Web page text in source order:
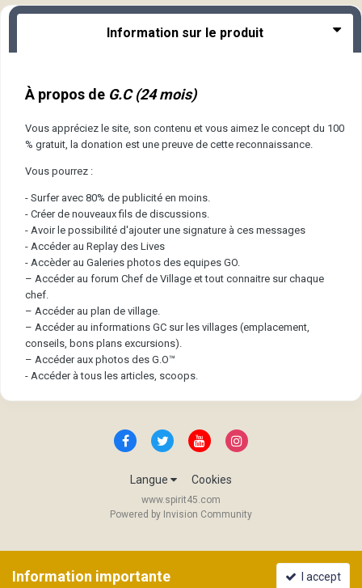
Information sur le produit
À propos de G.C (24 mois)
Vous appréciez le site, son contenu et vous aimez le concept du 100
% gratuit, la donation est une preuve de cette reconnaissance.
Vous pourrez :
- Surfer avec 80% de publicité en moins.
- Créer de nouveaux fils de discussions.
- Avoir le possibilité d'ajouter une signature à ces messages
- Accéder au Replay des Lives
- Accèder au Galeries photos des equipes GO.
– Accéder au forum Chef de Village et tout connaitre sur chaque
chef.
– Accéder au plan de village.
– Accéder au informations GC sur les villages (emplacement,
conseils, bons plans excursions).
– Accéder aux photos des G.O™
- Accéder à tous les articles, scoops.
Langue Cookies
www.spirit45.com
Powered by Invision Community
Information importante I accept